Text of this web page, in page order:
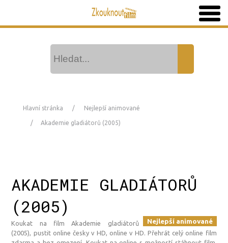
Hlavní stránka Nejlepší animované
Akademie gladiátorů (2005)
AKADEMIE GLADIÁTORŮ
(2005)
Nejlepší animované
Koukat na film Akademie gladiátorů
(2005), pustit online česky v HD, online v HD. Přehrát celý online film